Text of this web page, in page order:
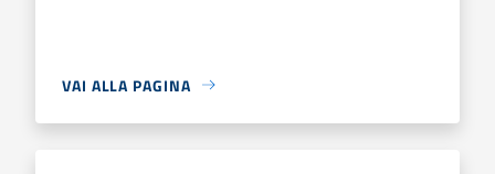
VAI ALLA PAGINA